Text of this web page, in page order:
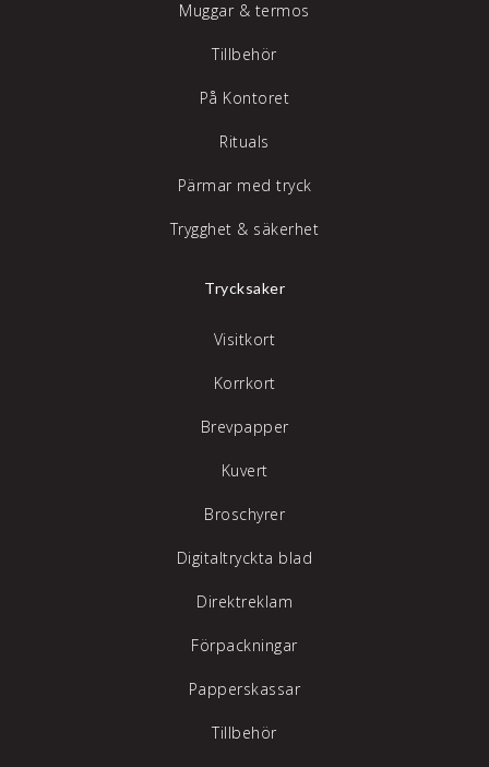
Muggar & termos
Tillbehör
På Kontoret
Rituals
Pärmar med tryck
Trygghet & säkerhet
Trycksaker
Visitkort
Korrkort
Brevpapper
Kuvert
Broschyrer
Digitaltryckta blad
Direktreklam
Förpackningar
Papperskassar
Tillbehör